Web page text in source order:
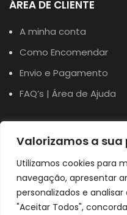
Valorizamos a
Utilizamos cookies para
navegação, apresentar
personalizados e
"Aceitar Todos",
ÁREA DE CLIENTE
A minha conta
Como Encomendar
Envio e Pagamento
FAQ’s | Área de Ajuda
TERMOS
Política de Privacidade
Política de Cookies
Termos e Condições